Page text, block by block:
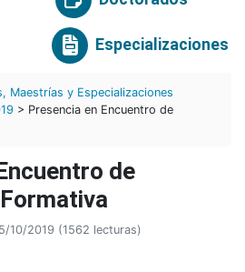
Especializaciones
Maestrías y Especializaciones
> Presencia en Encuentro de
de
10/2019 (1562 lecturas)